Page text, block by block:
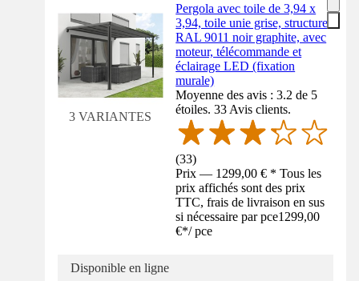
3 VARIANTES
Pergola avec toile de 3,94 x
3,94, toile unie grise, structure
RAL 9011 noir graphite, avec
moteur, télécommande et
éclairage LED (fixation
murale)
Moyenne des avis : 3.2 de 5
étoiles. 33 Avis clients.
(33)
Prix — 1299,00 € * Tous les
prix affichés sont des prix
TTC, frais de livraison en sus
si nécessaire par pce1299,00
€*/ pce
Disponible en ligne